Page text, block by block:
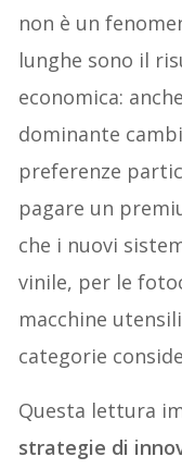
non è un
lunghe sono il
economica:
dominante
preferenze
pagare un
che i nuovi
vinile, per le
macchine
categorie
Questa lettura
strategie di